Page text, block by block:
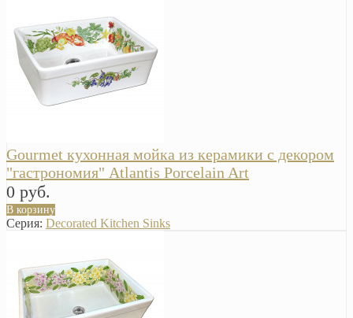
Gourmet кухонная мойка из керамики с декором
"гастрономия" Atlantis Porcelain Art
0 руб.
В корзину
Серия: Decorated Kitchen Sinks